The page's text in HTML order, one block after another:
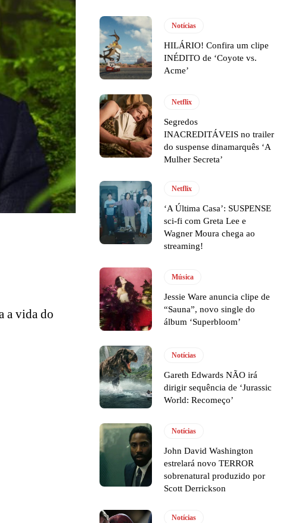
a vida do
Notícias
HILÁRIO! Confira um clipe
INÉDITO de ‘Coyote vs.
Acme’
Netflix
Segredos
INACREDITÁVEIS no trailer
do suspense dinamarquês ‘A
Mulher Secreta’
Netflix
‘A Última Casa’: SUSPENSE
sci-fi com Greta Lee e
Wagner Moura chega ao
streaming!
Música
Jessie Ware anuncia clipe de
“Sauna”, novo single do
álbum ‘Superbloom’
Notícias
Gareth Edwards NÃO irá
dirigir sequência de ‘Jurassic
World: Recomeço’
Notícias
John David Washington
estrelará novo TERROR
sobrenatural produzido por
Scott Derrickson
Notícias